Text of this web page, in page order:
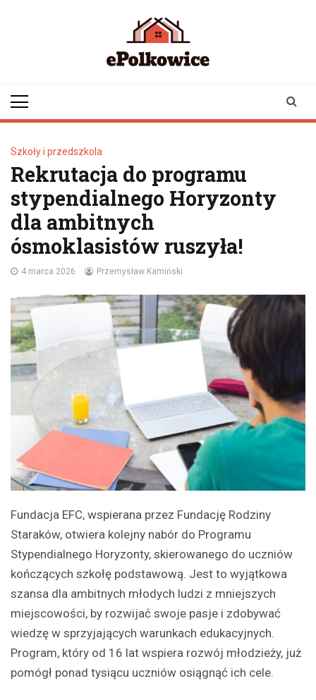
Szkoły i przedszkola
Rekrutacja do programu
stypendialnego Horyzonty
dla ambitnych
ósmoklasistów ruszyła!
4 marca 2026 Przemysław Kamiński
Fundacja EFC, wspierana przez Fundację Rodziny
Staraków, otwiera kolejny nabór do Programu
Stypendialnego Horyzonty, skierowanego do uczniów
kończących szkołę podstawową. Jest to wyjątkowa
szansa dla ambitnych młodych ludzi z mniejszych
miejscowości, by rozwijać swoje pasje i zdobywać
wiedzę w sprzyjających warunkach edukacyjnych.
Program, który od 16 lat wspiera rozwój młodzieży, już
pomógł ponad tysiącu uczniów osiągnąć ich cele.